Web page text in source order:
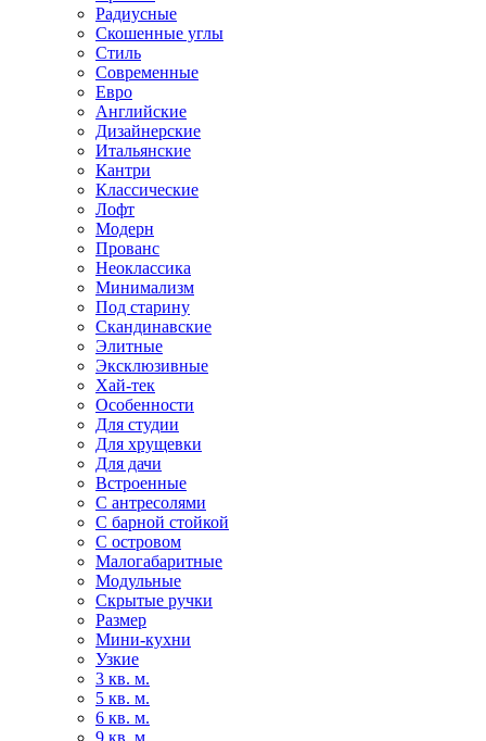
Радиусные
Скошенные углы
Стиль
Современные
Евро
Английские
Дизайнерские
Итальянские
Кантри
Классические
Лофт
Модерн
Прованс
Неоклассика
Минимализм
Под старину
Скандинавские
Элитные
Эксклюзивные
Хай-тек
Особенности
Для студии
Для хрущевки
Для дачи
Встроенные
С антресолями
С барной стойкой
С островом
Малогабаритные
Модульные
Скрытые ручки
Размер
Мини-кухни
Узкие
3 кв. м.
5 кв. м.
6 кв. м.
9 кв. м.